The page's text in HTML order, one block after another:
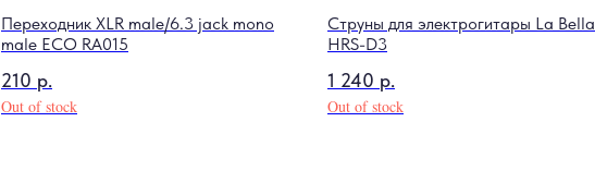
Переходник XLR male/6.3 jack mono
male ECO RA015
210 р.
Out of stock
Струны для электрогитары La Bella
HRS-D3
1 240 р.
Out of stock